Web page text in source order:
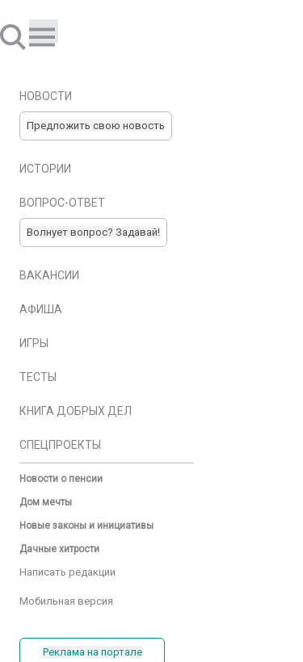
НОВОСТИ
Предложить свою новость
ИСТОРИИ
ВОПРОС-ОТВЕТ
Волнует вопрос? Задавай!
ВАКАНСИИ
АФИША
ИГРЫ
ТЕСТЫ
КНИГА ДОБРЫХ ДЕЛ
СПЕЦПРОЕКТЫ
Новости о пенсии
Дом мечты
Новые законы и инициативы
Дачные хитрости
Написать редакции
Мобильная версия
Реклама на портале